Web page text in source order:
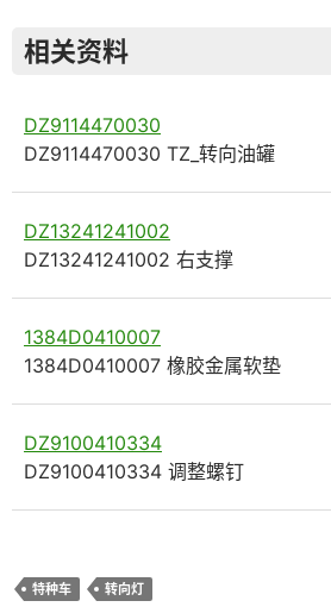
相关资料
DZ9114470030
DZ9114470030 TZ_转向油罐
DZ13241241002
DZ13241241002 右支撑
1384D0410007
1384D0410007 橡胶金属软垫
DZ9100410334
DZ9100410334 调整螺钉
特种车 转向灯